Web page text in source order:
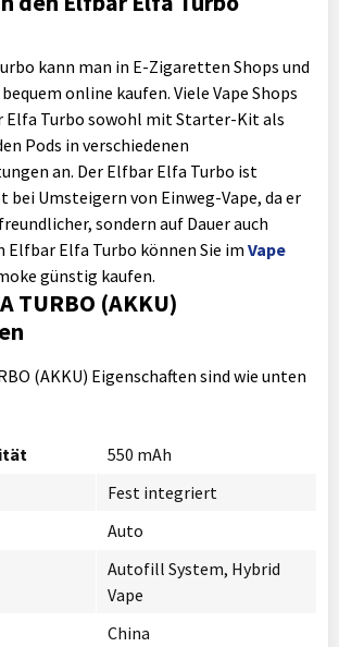
kann man in E-Zigaretten Shops und
online kaufen. Viele Vape Shops
Elfa Turbo sowohl mit Starter-Kit als
Pods in verschiedenen
an. Der Elfbar Elfa Turbo ist
bei Umsteigern von Einweg-Vape, da er
sondern auf Dauer auch
Elfbar Elfa Turbo können Sie im Vape
günstig kaufen.
TURBO (AKKU)
(AKKU) Eigenschaften sind wie unten
550 mAh
Fest integriert
Auto
Autofill System, Hybrid
Vape
China